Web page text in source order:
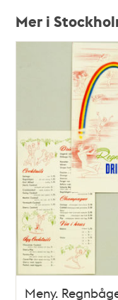
Mer i
Meny.